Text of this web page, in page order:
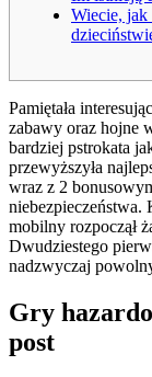
Wiecie,
Pamiętała
zabawy oraz hojne
bardziej pstrokata
przewyższyła
wraz z 2
niebezpieczeństwa.
mobilny rozpoczął
Dwudziestego
nadzwyczaj
Gry
post